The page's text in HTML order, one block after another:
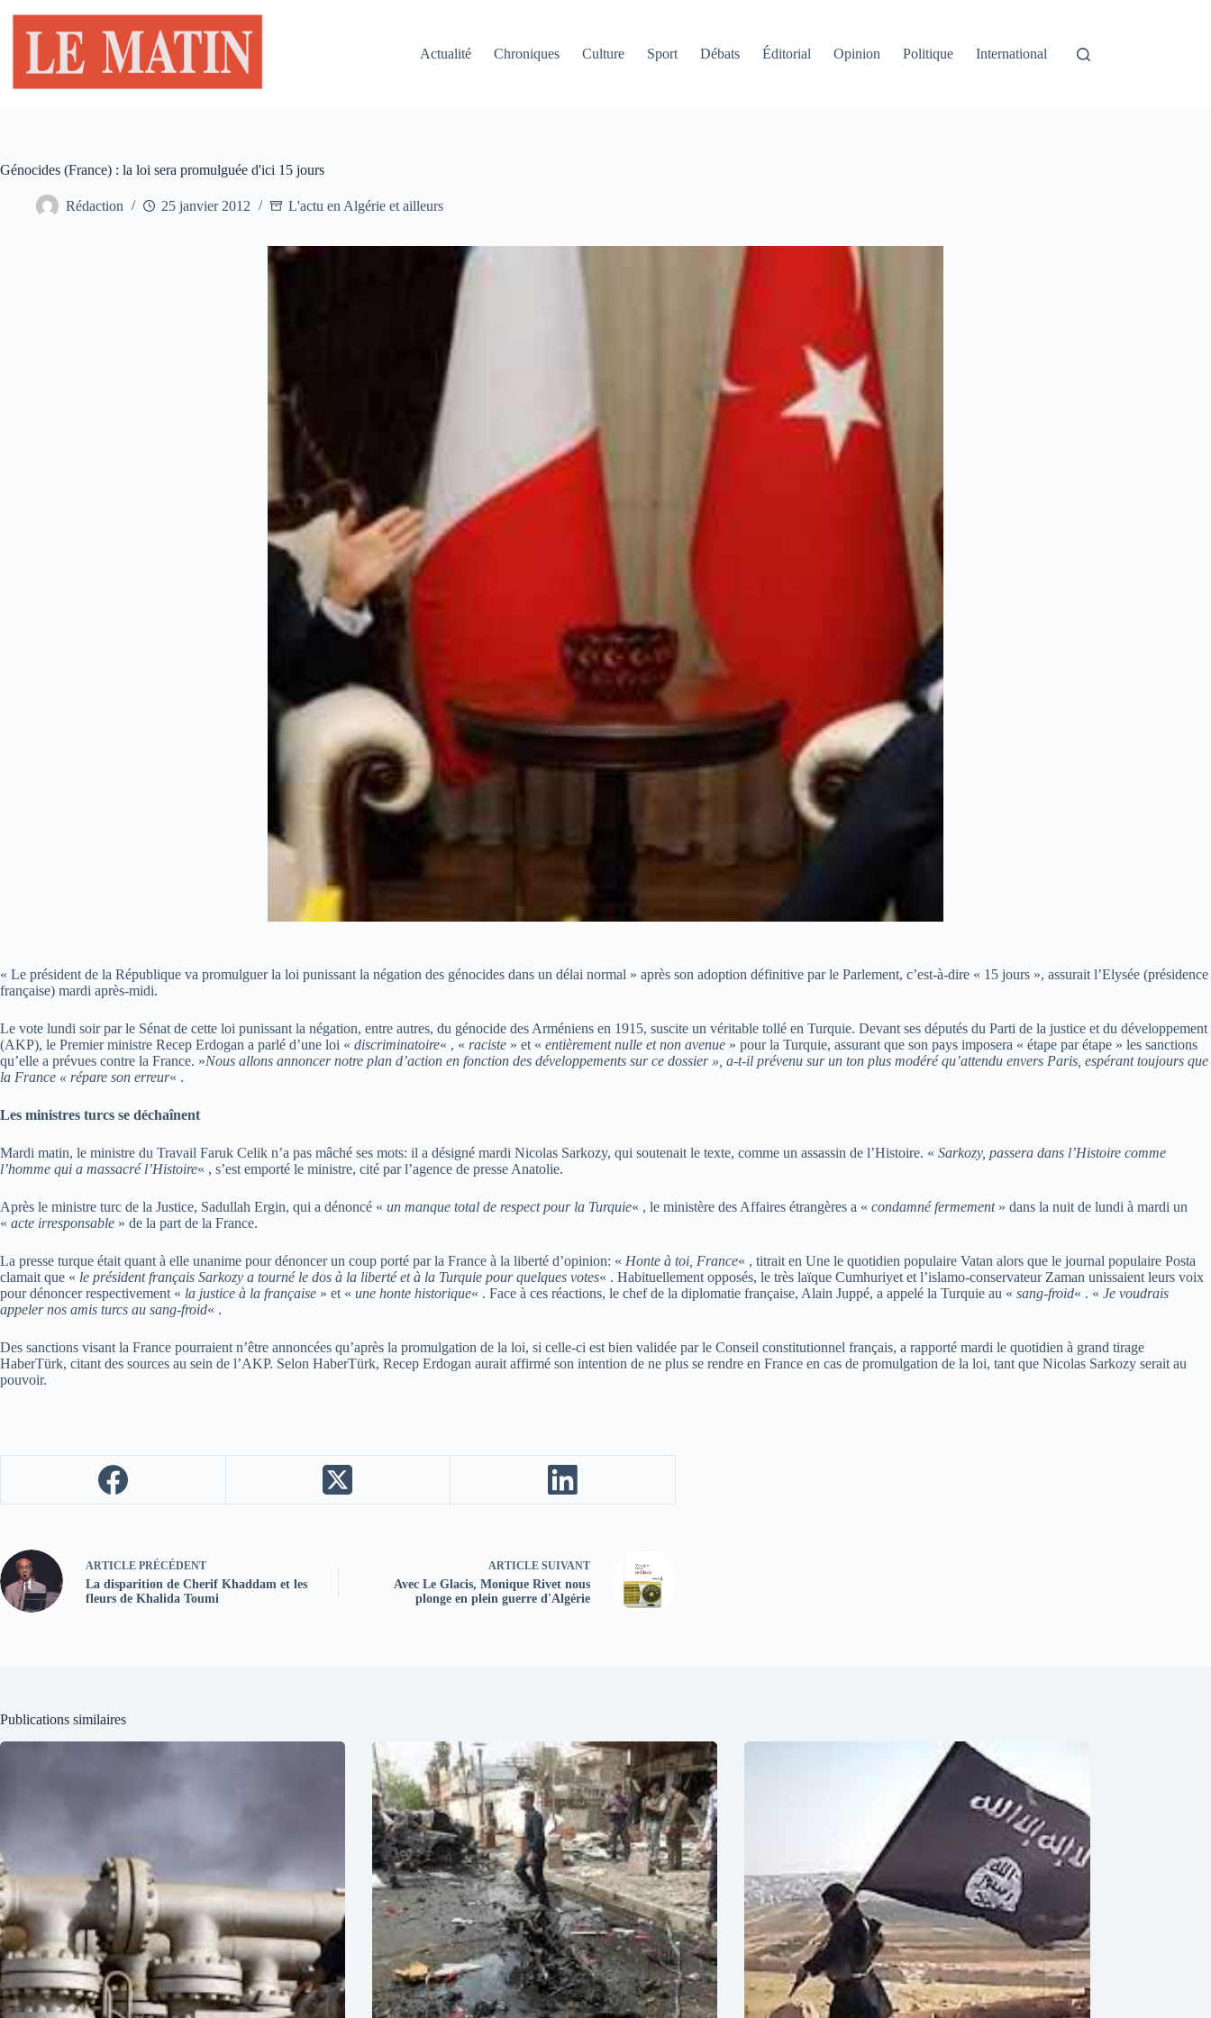
contenu
Actualité
Chroniques Culture Sport Débats Éditorial Opinion Politique International
Génocides (France) : la loi sera promulguée d'ici 15 jours
Rédaction 25 janvier 2012 L'actu en Algérie et ailleurs
« Le président de la République va promulguer la loi punissant la négation des génocides dans un délai normal » après son adoption définitive par le Parlement, c’est-à-dire « 15 jours », assurait l’Elysée (présidence
française) mardi après-midi.
Le vote lundi soir par le Sénat de cette loi punissant la négation, entre autres, du génocide des Arméniens en 1915, suscite un véritable tollé en Turquie. Devant ses députés du Parti de la justice et du développement
(AKP), le Premier ministre Recep Erdogan a parlé d’une loi « discriminatoire« , « raciste » et « entièrement nulle et non avenue » pour la Turquie, assurant que son pays imposera « étape par étape » les sanctions
qu’elle a prévues contre la France. »Nous allons annoncer notre plan d’action en fonction des développements sur ce dossier », a-t-il prévenu sur un ton plus modéré qu’attendu envers Paris, espérant toujours que
la France « répare son erreur« .
Les ministres turcs se déchaînent
Mardi matin, le ministre du Travail Faruk Celik n’a pas mâché ses mots: il a désigné mardi Nicolas Sarkozy, qui soutenait le texte, comme un assassin de l’Histoire. « Sarkozy, passera dans l’Histoire comme
l’homme qui a massacré l’Histoire« , s’est emporté le ministre, cité par l’agence de presse Anatolie.
Après le ministre turc de la Justice, Sadullah Ergin, qui a dénoncé « un manque total de respect pour la Turquie« , le ministère des Affaires étrangères a « condamné fermement» dans la nuit de lundi à mardi un
« acte irresponsable » de la part de la France.
La presse turque était quant à elle unanime pour dénoncer un coup porté par la France à la liberté d’opinion: « Honte à toi, France« , titrait en Une le quotidien populaire Vatan alors que le journal populaire Posta
clamait que « le président français Sarkozy a tourné le dos à la liberté et à la Turquie pour quelques votes« . Habituellement opposés, le très laïque Cumhuriyet et l’islamo-conservateur Zaman unissaient leurs voix
pour dénoncer respectivement « la justice à la française » et « une honte historique« . Face à ces réactions, le chef de la diplomatie française, Alain Juppé, a appelé la Turquie au « sang-froid« . « Je voudrais
appeler nos amis turcs au sang-froid« .
Des sanctions visant la France pourraient n’être annoncées qu’après la promulgation de la loi, si celle-ci est bien validée par le Conseil constitutionnel français, a rapporté mardi le quotidien à grand tirage
HaberTürk, citant des sources au sein de l’AKP. Selon HaberTürk, Recep Erdogan aurait affirmé son intention de ne plus se rendre en France en cas de promulgation de la loi, tant que Nicolas Sarkozy serait au
pouvoir.
ARTICLE PRÉCÉDENT
La disparition de Cherif Khaddam et les
fleurs de Khalida Toumi
ARTICLE SUIVANT
Avec Le Glacis, Monique Rivet nous
plonge en plein guerre d'Algérie
Publications similaires